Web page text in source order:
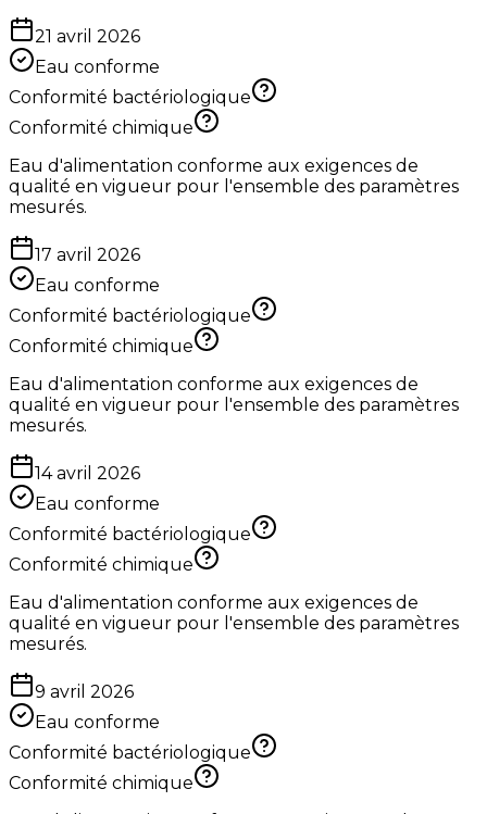
21 avril 2026
Eau conforme
Conformité bactériologique
Conformité chimique
Eau d'alimentation conforme aux exigences de
qualité en vigueur pour l'ensemble des paramètres
mesurés.
17 avril 2026
Eau conforme
Conformité bactériologique
Conformité chimique
Eau d'alimentation conforme aux exigences de
qualité en vigueur pour l'ensemble des paramètres
mesurés.
14 avril 2026
Eau conforme
Conformité bactériologique
Conformité chimique
Eau d'alimentation conforme aux exigences de
qualité en vigueur pour l'ensemble des paramètres
mesurés.
9 avril 2026
Eau conforme
Conformité bactériologique
Conformité chimique